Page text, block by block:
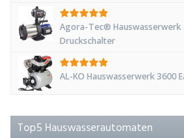
Agora-Tec® Hauswasserwerk
Druckschalter
AL-KO Hauswasserwerk 3600
Top5 Hauswasserautomaten